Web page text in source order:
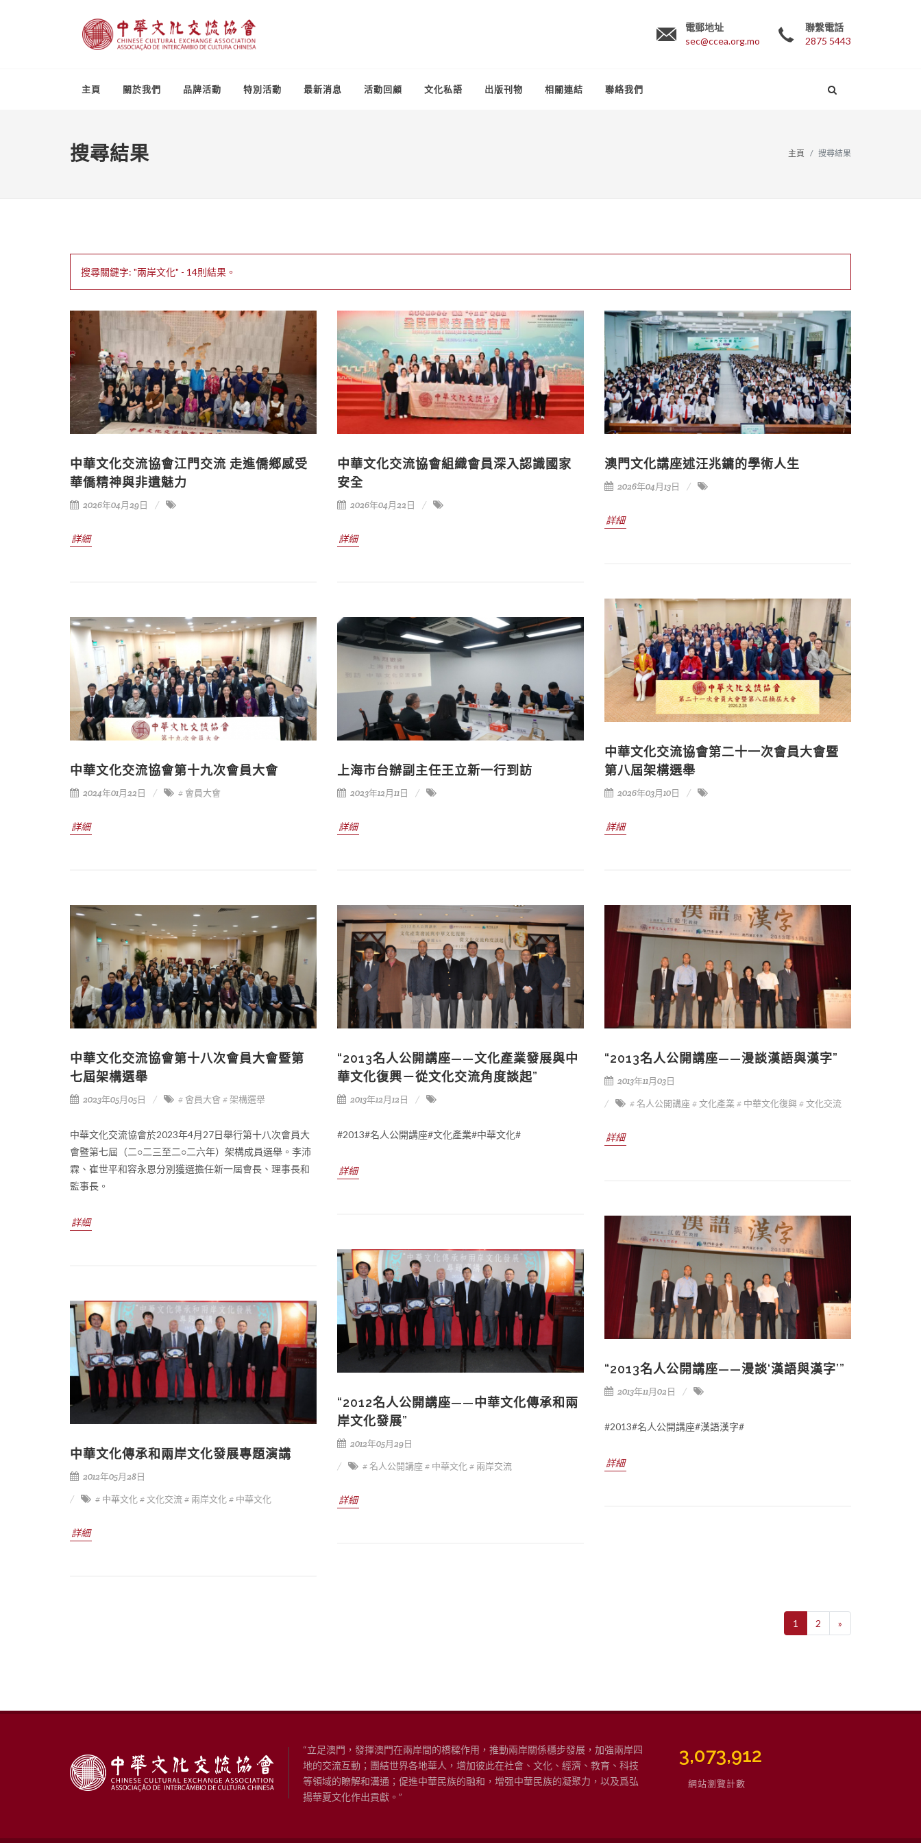
電郵地址
sec@ccea.org.mo
聯繫電話
2875 5443
主頁 關於我們 品牌活動 特別活動 最新消息 活動回顧 文化私語 出版刊物 相關連結 聯絡我們
搜尋結果 主頁 搜尋結果
搜尋關鍵字: "兩岸文化" - 14則結果。
中華文化交流協會江門交流 走進僑鄉感受
華僑精神與非遺魅力
2026年04月29日
詳細
中華文化交流協會組織會員深入認識國家
安全
2026年04月22日
詳細
澳門文化講座述汪兆鏞的學術人生
2026年04月13日
詳細
中華文化交流協會第二十一次會員大會暨
第八屆架構選舉
2026年03月10日
詳細
中華文化交流協會第十九次會員大會
2024年01月22日 # 會員大會
詳細
上海市台辦副主任王立新一行到訪
2023年12月11日
詳細
中華文化交流協會第十八次會員大會暨第
七屆架構選舉
2023年05月05日 # 會員大會# 架構選舉
中華文化交流協會於2023年4月27日舉行第十八次會員大
會暨第七屆（二○二三至二○二六年）架構成員選舉。李沛
霖、崔世平和容永恩分別獲選擔任新一屆會長、理事長和
監事長。
詳細
“2013名人公開講座——文化產業發展與中
華文化復興－從文化交流角度談起”
2013年12月12日
#2013#名人公開講座#文化產業#中華文化#
詳細
“2013名人公開講座——漫談漢語與漢字”
2013年11月03日
# 名人公開講座# 文化產業 # 中華文化復興# 文化交流
詳細
“2013名人公開講座——漫談‘漢語與漢字’”
2013年11月02日
#2013#名人公開講座#漢語漢字#
詳細
“2012名人公開講座——中華文化傳承和兩
岸文化發展”
2012年05月29日
# 名人公開講座# 中華文化# 兩岸交流
詳細
中華文化傳承和兩岸文化發展專題演講
2012年05月28日
# 中華文化# 文化交流# 兩岸文化# 中華文化
詳細
1 2 »
“立足澳門，發揮澳門在兩岸間的橋樑作用，推動兩岸關係穩步發展，加強兩岸四
地的交流互動；團結世界各地華人，增加彼此在社會、文化、經濟、教育、科技
等領域的瞭解和溝通；促進中華民族的融和，增强中華民族的凝聚力，以及爲弘
揚華夏文化作出貢獻。”
3,768,010
網站瀏覽計數